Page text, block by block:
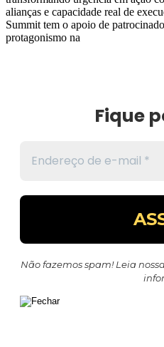
alianças e capacidade real de
Summit tem o apoio de
protagonismo na
Fique
Não fazemos spam! Leia